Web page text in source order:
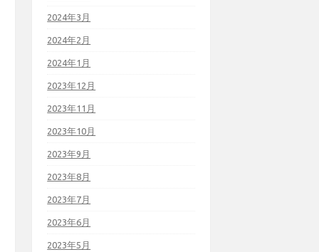
2024年3月
2024年2月
2024年1月
2023年12月
2023年11月
2023年10月
2023年9月
2023年8月
2023年7月
2023年6月
2023年5月